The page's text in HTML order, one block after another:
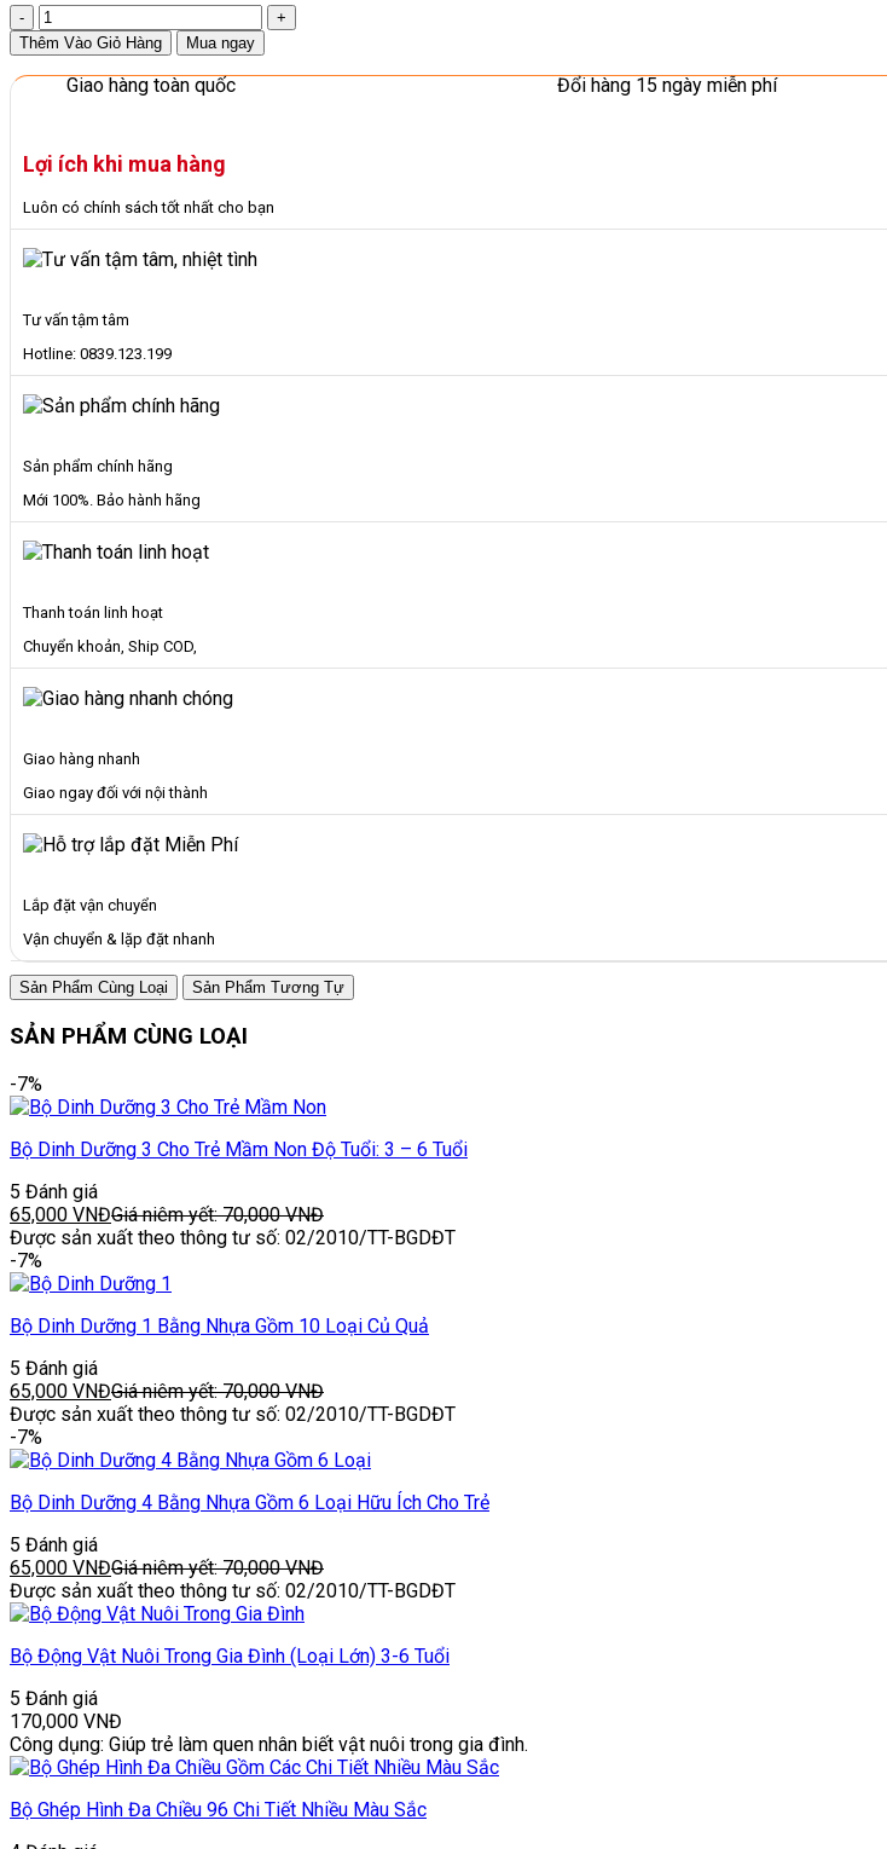
Bộ
Dinh
Dưỡng
10
Loại
Trái
Rau
Củ
lượng
Thêm Vào Giỏ Hàng Mua ngay
Giao hàng toàn quốc Đổi hàng 15 ngày miễn phí
Lợi ích khi mua hàng
Luôn có chính sách tốt nhất cho bạn
Tư vấn tậm tâm
Hotline: 0839.123.199
Sản phẩm chính hãng
Mới 100%. Bảo hành hãng
Thanh toán linh hoạt
Chuyển khoản, Ship COD,
Giao hàng nhanh
Giao ngay đối với nội thành
Lắp đặt vận chuyển
Vận chuyển & lặp đặt nhanh
Sản Phẩm Cùng Loại Sản Phẩm Tương Tự
SẢN PHẨM CÙNG LOẠI
-7%
Bộ Dinh Dưỡng 3 Cho Trẻ Mầm Non Độ Tuổi: 3 – 6 Tuổi
5 Đánh giá
65,000 VNĐGiá niêm yết:70,000VNĐ
Được sản xuất theo thông tư số: 02/2010/TT-BGDĐT
-7%
Bộ Dinh Dưỡng 1 Bằng Nhựa Gồm 10 Loại Củ Quả
5 Đánh giá
65,000 VNĐGiá niêm yết:70,000VNĐ
Được sản xuất theo thông tư số: 02/2010/TT-BGDĐT
-7%
Bộ Dinh Dưỡng 4 Bằng Nhựa Gồm 6 Loại Hữu Ích Cho Trẻ
5 Đánh giá
65,000 VNĐGiá niêm yết:70,000VNĐ
Được sản xuất theo thông tư số: 02/2010/TT-BGDĐT
Bộ Động Vật Nuôi Trong Gia Đình (Loại Lớn) 3-6 Tuổi
5 Đánh giá
170,000 VNĐ
Công dụng: Giúp trẻ làm quen nhân biết vật nuôi trong gia đình.
Bộ Ghép Hình Đa Chiều 96 Chi Tiết Nhiều Màu Sắc